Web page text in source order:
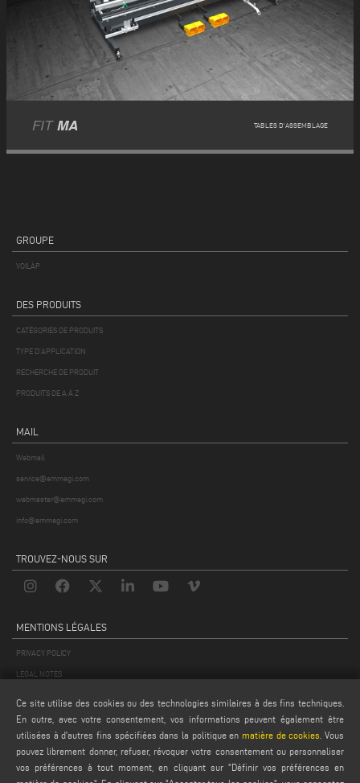
FIT MA TABLES D'ASSEMBLAGE
GROUPE
VOILÀP
DES PRODUITS
CATÉGORIES DE PRODUITS
TYPE D'APPLICATION
RECHERCHE DE PRODUIT
PRODUITS DE A À Z
MAIL
Webmail
service@emmegi.com
webmaster@emmegi.com
info@emmegi.com
TROUVEZ-NOUS SUR
MENTIONS LÉGALES
PRIVACY POLICY
LEGAL NOTES
CONDITIONS GÉNÉRALES DE VENTE
CONDITIONS GÉNÉRALES DE DISTRIBUTION
PARAMÈTRES DES COOKIES
Ce site utilise des cookies ou des technologies similaires à des fins techniques.
En outre, avec votre consentement, vos informations peuvent également être
utilisées à d'autres fins spécifiées dans la politique en matière de cookies . Vous
pouvez librement donner, refuser, révoquer votre consentement ou personnaliser
vos préférences à tout moment, en cliquant sur "Définir vos préférences en